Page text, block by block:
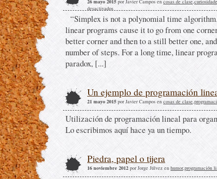
26 mayo 2015 por Javier Campos en cosas de clase,
desactivados
“Simplex is not a polynomial time
linear programs cause it to go from one
better corner and then to a still better one,
number of steps. For a long time, linear
paradox, [...]
Un ejemplo de programación
21 mayo 2015 por Javier Campos en cosas de clase,
Utilización de programación lineal para
Lo escribimos aquí hace ya un tiempo.
Piedra, papel o tijera
16 noviembre 2012 por Jorge Júlvez en humor,programación